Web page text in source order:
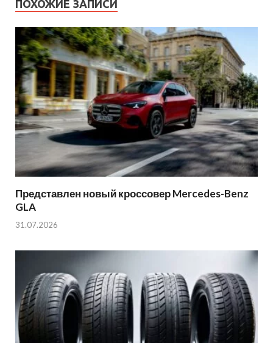
ПОХОЖИЕ ЗАПИСИ
Представлен новый кроссовер Mercedes-Benz
GLA
31.07.2026